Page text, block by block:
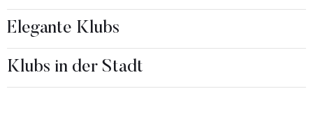
Elegante Klubs
Klubs in der Stadt